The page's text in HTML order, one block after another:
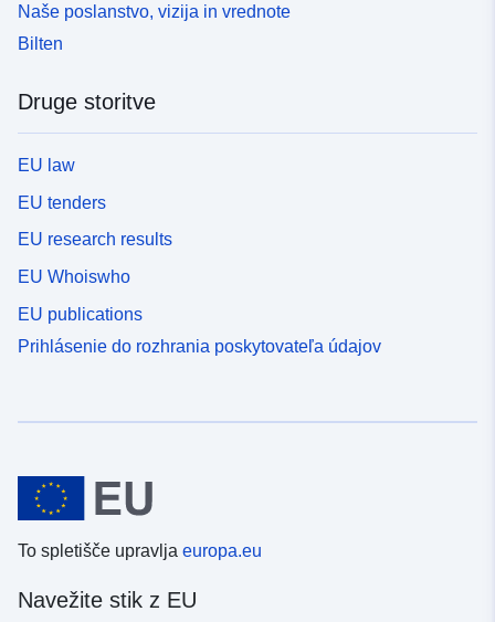
Naše poslanstvo, vizija in vrednote
Bilten
Druge storitve
EU law
EU tenders
EU research results
EU Whoiswho
EU publications
Prihlásenie do rozhrania poskytovateľa údajov
To spletišče upravlja europa.eu
Navežite stik z EU